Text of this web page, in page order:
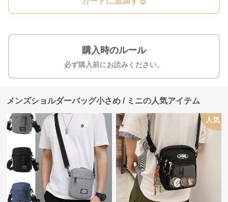
購入時のルール
必ず購入前にお読みください。
メンズショルダーバッグ小さめ / ミニの人気アイテム
人気